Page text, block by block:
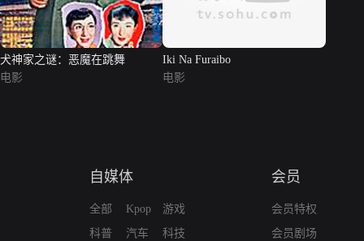
犬神家之谜：恶魔在跳舞
电影
Iki Na Furaibo
电影
自媒体
全部
科普
Kpop
汽车
游戏
科技
会员
会员特权
会员剧场